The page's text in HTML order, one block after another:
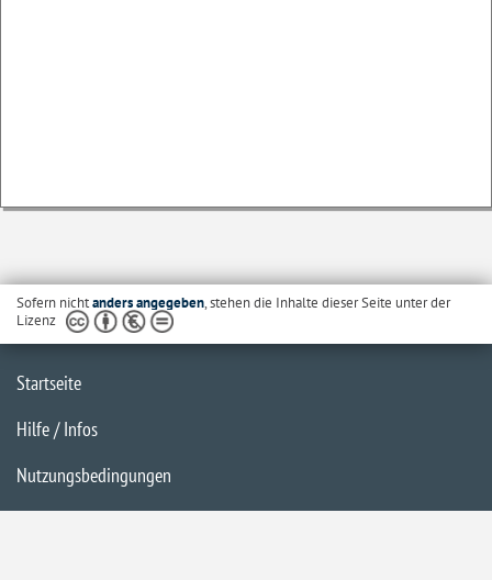
Sofern nichtanders angegeben, stehen die Inhalte dieser Seite unter der
Lizenz
Startseite
Hilfe / Infos
Nutzungsbedingungen